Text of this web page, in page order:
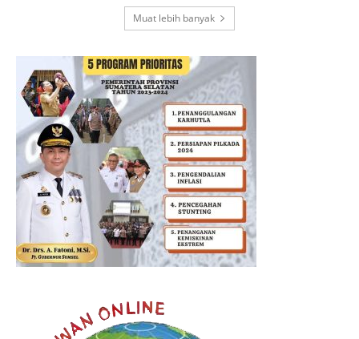
Muat lebih banyak